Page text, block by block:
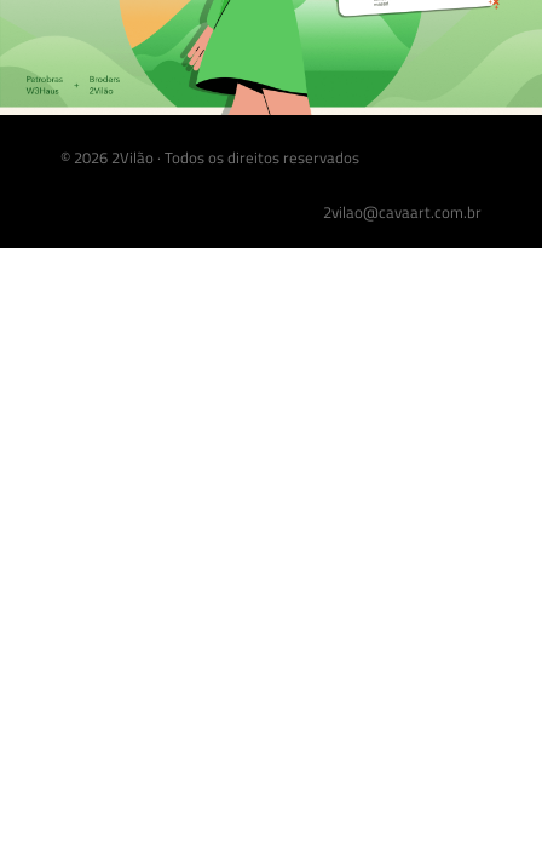
© 2026 2Vilão · Todos os direitos reservados
2vilao@cavaart.com.br